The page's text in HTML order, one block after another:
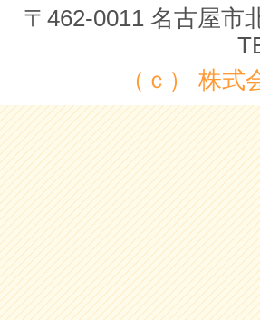
〒462-0011 名古屋市
（ｃ） 株